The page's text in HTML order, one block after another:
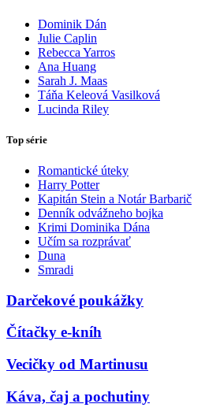
Dominik Dán
Julie Caplin
Rebecca Yarros
Ana Huang
Sarah J. Maas
Táňa Keleová Vasilková
Lucinda Riley
Top série
Romantické úteky
Harry Potter
Kapitán Stein a Notár Barbarič
Denník odvážneho bojka
Krimi Dominika Dána
Učím sa rozprávať
Duna
Smradi
Darčekové poukážky
Čítačky e-kníh
Vecičky od Martinusu
Káva, čaj a pochutiny